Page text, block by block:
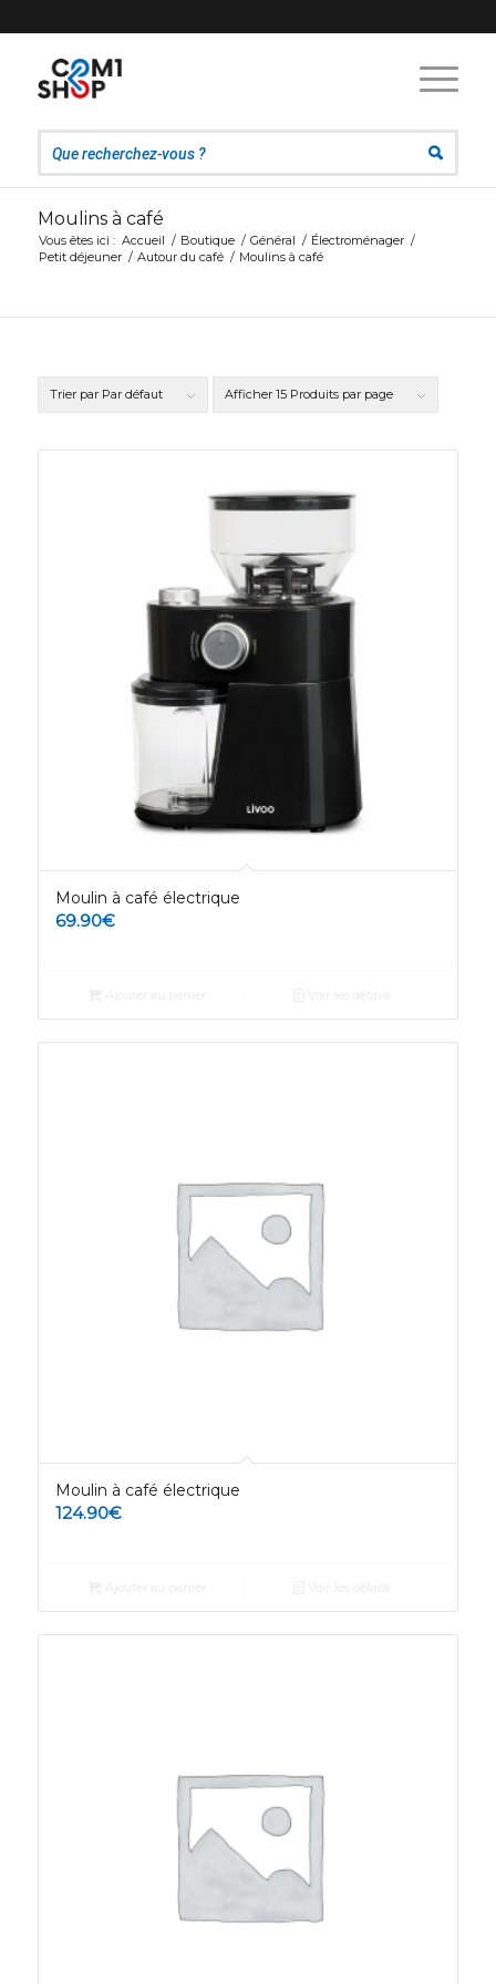
Moulins à café
Vous êtes ici : Accueil / Boutique / Général / Électroménager /
Petit déjeuner / Autour du café / Moulins à café
Trier par Par défaut Afficher 15 Produits par page
Moulin à café électrique
69.90€
Moulin à café électrique
124.90€